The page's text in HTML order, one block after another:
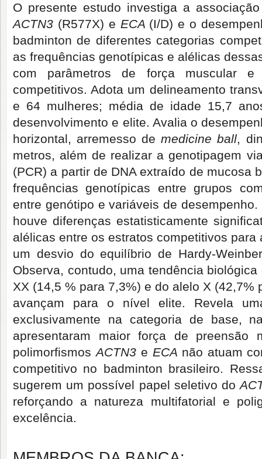
O presente estudo investiga a
ACTN3 (R577X) e ECA (I/D) e o
badminton de diferentes categorias
as frequências genotípicas e alélicas
com parâmetros de força muscular e
competitivos. Adota um delineamento
e 64 mulheres; média de idade 15,7
desenvolvimento e elite. Avalia o
horizontal, arremesso demedicine ball,
metros, além de realizar a genotipagem
(PCR) a partir de DNA extraído de mucosa
frequências genotípicas entre grupos
entre genótipo e variáveis de
houve diferenças estatisticamente
alélicas entre os estratos competitivos
um desvio do equilíbrio de Hardy-
Observa, contudo, uma tendência
XX (14,5 % para 7,3%) e do alelo X
avançam para o nível elite. Revela
exclusivamente na categoria de base,
apresentaram maior força de preensão
polimorfismosACTN3 e ECA não atuam
competitivo no badminton brasileiro.
sugerem um possível papel seletivo do
reforçando a natureza multifatorial e
excelência.